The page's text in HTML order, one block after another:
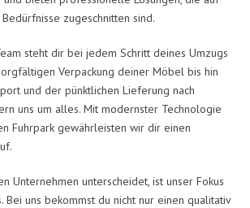
zugeschnitten sind.
steht dir bei jedem Schritt deines Umzugs
Verpackung deiner Möbel bis hin
und der pünktlichen Lieferung nach
uns um alles. Mit modernster Technologie
Fuhrpark gewährleisten wir dir einen
Unternehmen unterscheidet, ist unser Fokus
Bei uns bekommst du nicht nur einen qualitativ